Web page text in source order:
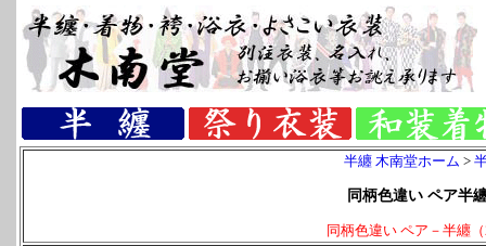
半纏 木南堂ホーム >
同柄色違い ペア半
同柄色違い ペア－半纏